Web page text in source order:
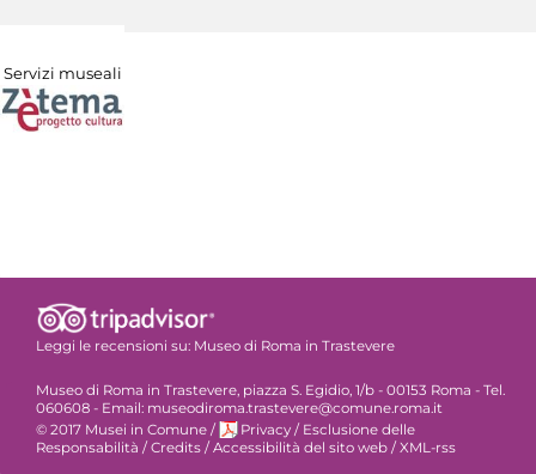
Servizi museali
Leggi le recensioni su: Museo di Roma in Trastevere
Museo di Roma in Trastevere, piazza S. Egidio, 1/b - 00153 Roma - Tel.
060608 - Email: museodiroma.trastevere@comune.roma.it
© 2017 Musei in Comune / Privacy / Esclusione delle
Responsabilità / Credits / Accessibilità del sito web / XML-rss